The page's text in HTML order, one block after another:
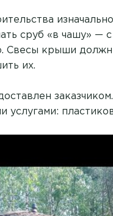
сруб «в чашу» —
Свесы крыши
их.
услугами: